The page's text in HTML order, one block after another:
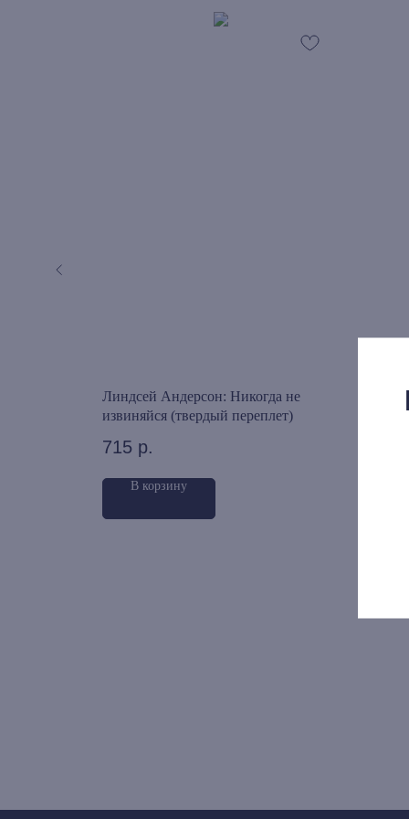
Линдсей Андерсон: Никогда не
извиняйся (твердый переплет)
715 р.
В корзину